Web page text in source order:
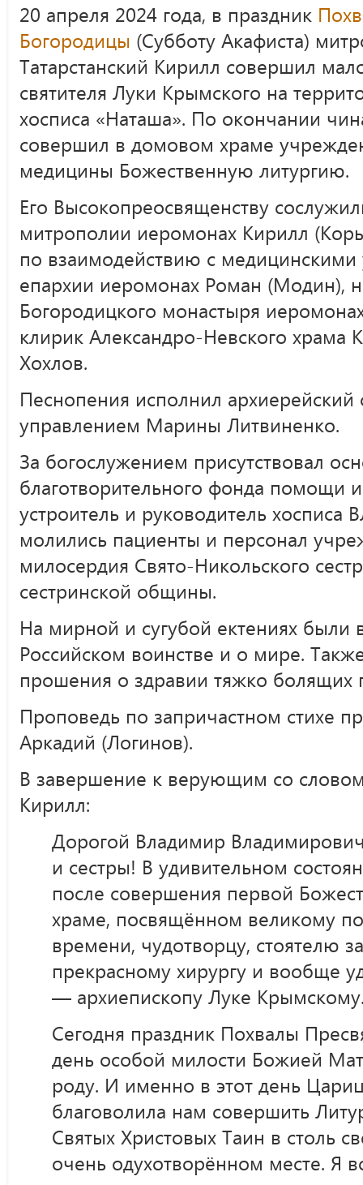
20 апреля 2024 года, в праздник
Богородицы (Субботу Акафиста)
Татарстанский Кирилл совершил
святителя Луки Крымского на
хосписа «Наташа». По окончании
совершил в домовом храме
медицины Божественную литургию.
Его Высокопреосвященству
митрополии иеромонах Кирилл
по взаимодействию с
епархии иеромонах Роман (Модин),
Богородицкого монастыря
клирик Александро-Невского храма
Хохлов.
Песнопения исполнил
управлением Марины Литвиненко.
За богослужением присутствовал
благотворительного фонда помощи
устроитель и руководитель хосписа
молились пациенты и персонал
милосердия Свято-Никольского
сестринской общины.
На мирной и сугубой ектениях были
Российском воинстве и о мире.
прошения о здравии тяжко болящих
Проповедь по запричастном стихе
Аркадий (Логинов).
В завершение к верующим со
Кирилл:
Дорогой Владимир
и сестры! В удивительном
после совершения первой
храме, посвящённом великому
времени, чудотворцу, стоятелю
прекрасному хирургу и вообще
— архиепископу Луке
Сегодня праздник Похвалы
день особой милости Божией
роду. И именно в этот день
благоволила нам совершить
Святых Христовых Таин в столь
очень одухотворённом месте. Я